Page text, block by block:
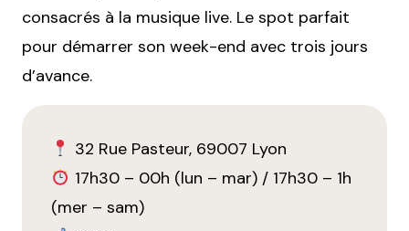
consacrés à la musique live. Le spot parfait
pour démarrer son week-end avec trois jours
d’avance.
32 Rue Pasteur, 69007 Lyon
17h30 – 00h (lun – mar) / 17h30 – 1h
(mer – sam)